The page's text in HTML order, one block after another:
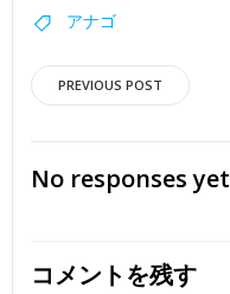
アナゴ
投
稿
ビ
PREVIOUS POST
No responses yet
コメントを残す